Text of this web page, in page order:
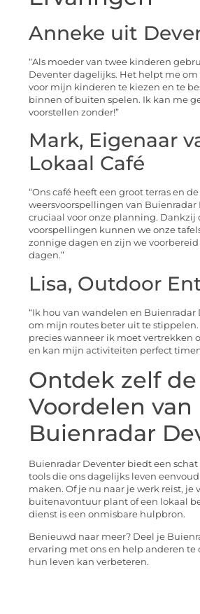
Anneke uit
“Als moeder van twee kinderen
Deventer dagelijks. Het helpt me
voor mijn kinderen te kiezen en te
binnen of buiten spelen. Ik kan me
voorstellen zonder!”
Mark, Eigenaar
Lokaal Café
“Ons café heeft een groot terras en de
weersvoorspellingen van Buienradar
cruciaal voor onze planning. Dankzij
voorspellingen kunnen we onze
zonnige dagen en zijn we
dagen.”
Lisa, Outdoor
“Ik hou van wandelen en
om mijn routes beter uit te
precies wanneer ik moet vertrekken
en kan mijn activiteiten perfect
Ontdek zelf de
Voordelen van
Buienradar
Buienradar Deventer biedt een
tools die ons dagelijks leven
maken. Of je nu naar je werk reist, je
buitenavontuur plant of een lokaal
dienst is een onmisbare hulpbron.
Benieuwd naar meer? Deel je
ervaring met ons en help anderen
hun leven kan verbeteren.